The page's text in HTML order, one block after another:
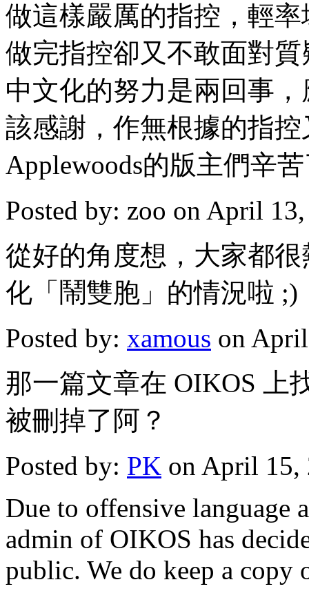
做這樣嚴厲的指控，輕
做完指控卻又不敢面對
中文化的努力是兩回事
該感謝，作無根據的指
Applewoods的版主們辛
Posted by: zoo on April
從好的角度想，大家都
化「鬧雙胞」的情況啦 ;)
Posted by: xamous on
那一篇文章在 OIKOS 上
被刪掉了阿？
Posted by: PK on April 15,
Due to offensive language
admin of OIKOS has
public. We do keep a copy